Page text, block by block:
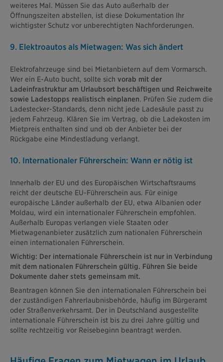
weiteres Mal. Müssen Sie das Auto außerhalb der
Öffnungszeiten abstellen, ist diese Dokumentation Ihr
wichtigster Schutz vor unberechtigten Nachforderungen.
9. Elektroautos als Mietwagen: Was sich ändert
Elektrofahrzeuge sind bei Mietanbietern auf dem Vormarsch.
Wer ein E-Auto bucht, sollte sich vorab mit der
Ladeinfrastruktur am Urlaubsort beschäftigen und Reichweite
sowie Ladestopps realistisch einplanen. Prüfen Sie zudem die
Ladestecker-Standards, denn nicht jede Ladesäule passt zu
jedem Fahrzeug. Klären Sie im Vertrag, ob die Ladekosten im
Mietpreis enthalten sind und ob der Anbieter bei der
Rückgabe eine Mindestladung verlangt.
10. Internationaler Führerschein: Wann er nötig ist
Innerhalb der EU und des Europäischen Wirtschaftsraums
reicht der deutsche EU-Führerschein aus. Für einige
europäische Länder außerhalb der EU, etwa Albanien oder
Moldau, wird ein internationaler Führerschein empfohlen.
Außerhalb Europas verlangen viele Staaten oder
Mietwagenanbieter zusätzlich zum nationalen Führerschein
einen internationalen Führerschein.
Wichtig: Der internationale Führerschein ist nur in Verbindung
mit dem nationalen Führerschein gültig. Führen Sie beide
Dokumente daher stets gemeinsam mit.
Beantragen können Sie den internationalen Führerschein bei
der zuständigen Fahrerlaubnisbehörde, häufig im Bürgeramt
oder Straßenverkehrsamt. Der in Deutschland ausgestellte
internationale Führerschein ist bis zu drei Jahre gültig und
sollte rechtzeitig vor Reisebeginn beantragt werden.